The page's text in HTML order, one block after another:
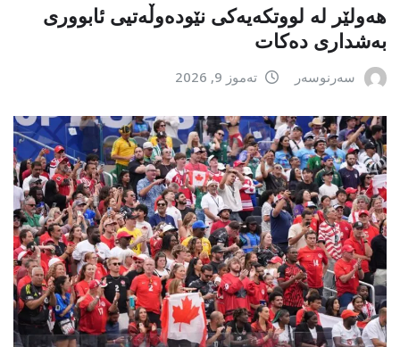
ھەولێر لە لووتکەیەکی نێودەوڵەتیی ئابووری
بەشداری دەکات
سەرنوسەر تەموز 9, 2026